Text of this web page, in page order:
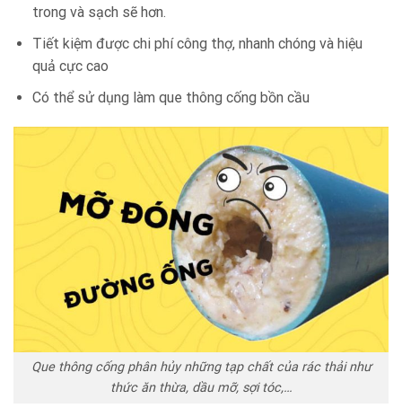
trong và sạch sẽ hơn.
Tiết kiệm được chi phí công thợ, nhanh chóng và hiệu
quả cực cao
Có thể sử dụng làm que thông cống bồn cầu
Que thông cống phân hủy những tạp chất của rác thải như
thức ăn thừa, dầu mỡ, sợi tóc,…